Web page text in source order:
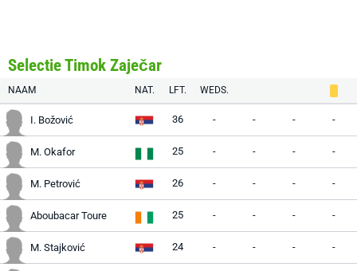
Selectie Timok Zaječar
NAAM NAT. LFT. WEDS.
I. Božović 36 - - - -
M. Okafor 25 - - - -
M. Petrović 26 - - - -
Aboubacar Toure 25 - - - -
M. Stajković 24 - - - -